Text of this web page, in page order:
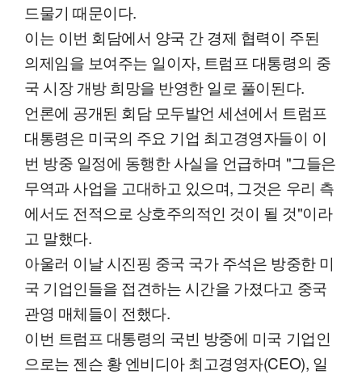
드물기 때문이다.
이는 이번 회담에서 양국 간 경제 협력이 주된
의제임을 보여주는 일이자, 트럼프 대통령의 중
국 시장 개방 희망을 반영한 일로 풀이된다.
언론에 공개된 회담 모두발언 세션에서 트럼프
대통령은 미국의 주요 기업 최고경영자들이 이
번 방중 일정에 동행한 사실을 언급하며 "그들은
무역과 사업을 고대하고 있으며, 그것은 우리 측
에서도 전적으로 상호주의적인 것이 될 것"이라
고 말했다.
아울러 이날 시진핑 중국 국가 주석은 방중한 미
국 기업인들을 접견하는 시간을 가졌다고 중국
관영 매체들이 전했다.
이번 트럼프 대통령의 국빈 방중에 미국 기업인
으로는 젠슨 황 엔비디아 최고경영자(CEO), 일